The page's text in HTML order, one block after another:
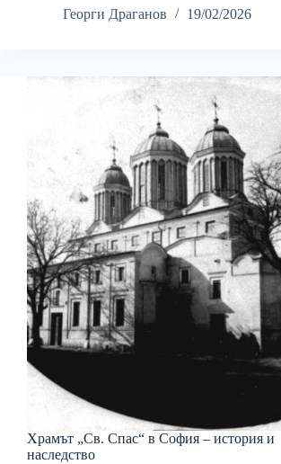
Георги Драганов
19/02/2026
Храмът „Св. Спас“ в София – история и
наследство